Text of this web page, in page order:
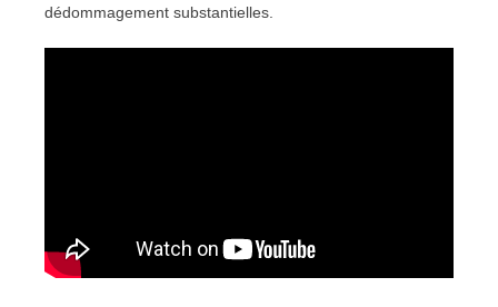
dédommagement substantielles.